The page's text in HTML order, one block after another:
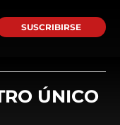
SUSCRIBIRSE
ÚNICO